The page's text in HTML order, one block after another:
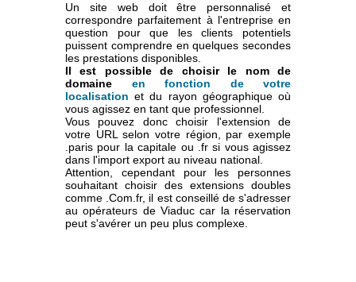
Un site web doit être personnalisé et
correspondre parfaitement à l'entreprise en
question pour que les clients potentiels
puissent comprendre en quelques secondes
les prestations disponibles.
Il est possible de choisir le nom de
domaine en fonction de votre
localisation et du rayon géographique où
vous agissez en tant que professionnel.
Vous pouvez donc choisir l'extension de
votre URL selon votre région, par exemple
.paris pour la capitale ou .fr si vous agissez
dans l'import export au niveau national.
Attention, cependant pour les personnes
souhaitant choisir des extensions doubles
comme .Com.fr, il est conseillé de s'adresser
au opérateurs de Viaduc car la réservation
peut s'avérer un peu plus complexe.